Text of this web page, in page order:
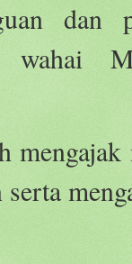
dan
wahai
serta